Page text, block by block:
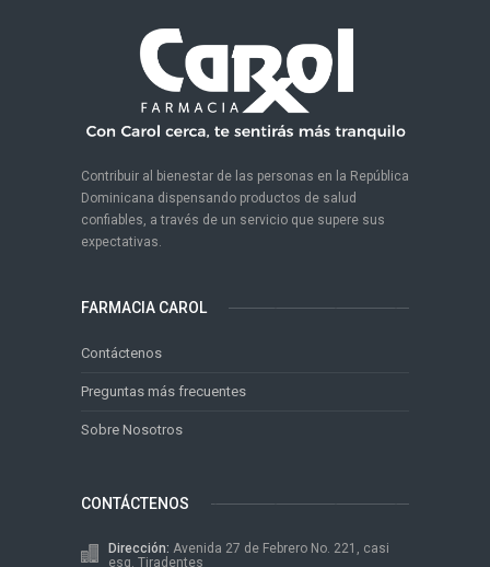
Contribuir al bienestar de las personas en la República
Dominicana dispensando productos de salud
confiables, a través de un servicio que supere sus
expectativas.
FARMACIA CAROL
Contáctenos
Preguntas más frecuentes
Sobre Nosotros
CONTÁCTENOS
Dirección: Avenida 27 de Febrero No. 221, casi
esq. Tiradentes